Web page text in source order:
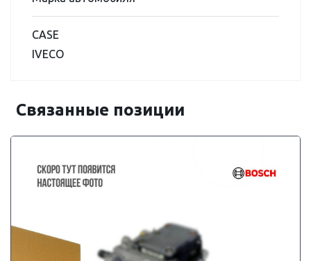
CASE
IVECO
Связанные позиции